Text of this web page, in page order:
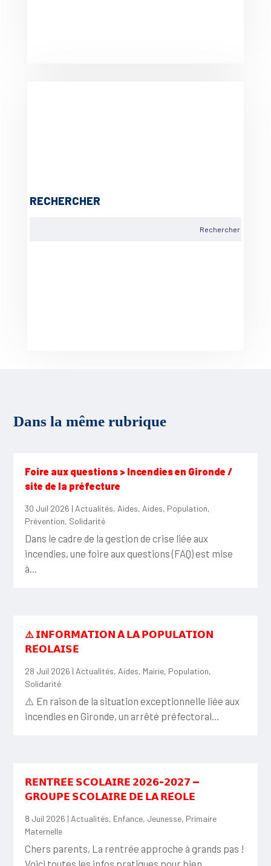
RECHERCHER
Dans la même rubrique
Foire aux questions > Incendies en Gironde /
site de la préfecture
30 Juil 2026 | Actualités, Aides, Aides, Population,
Prévention, Solidarité
Dans le cadre de la gestion de crise liée aux
incendies, une foire aux questions (FAQ) est mise
à...
⚠️ 𝗜𝗡𝗙𝗢𝗥𝗠𝗔𝗧𝗜𝗢𝗡 𝗔̀ 𝗟𝗔 𝗣𝗢𝗣𝗨𝗟𝗔𝗧𝗜𝗢𝗡
𝗥𝗘́𝗢𝗟𝗔𝗜𝗦𝗘
28 Juil 2026 | Actualités, Aides, Mairie, Population,
Solidarité
⚠️ En raison de la situation exceptionnelle liée aux
incendies en Gironde, un arrêté préfectoral...
𝗥𝗘𝗡𝗧𝗥𝗘́𝗘 𝗦𝗖𝗢𝗟𝗔𝗜𝗥𝗘 𝟮𝟬𝟮𝟲-𝟮𝟬𝟮𝟳 —
𝗚𝗥𝗢𝗨𝗣𝗘 𝗦𝗖𝗢𝗟𝗔𝗜𝗥𝗘 𝗗𝗘 𝗟𝗔 𝗥𝗘́𝗢𝗟𝗘
8 Juil 2026 | Actualités, Enfance, Jeunesse, Primaire
Maternelle
Chers parents, La rentrée approche à grands pas !